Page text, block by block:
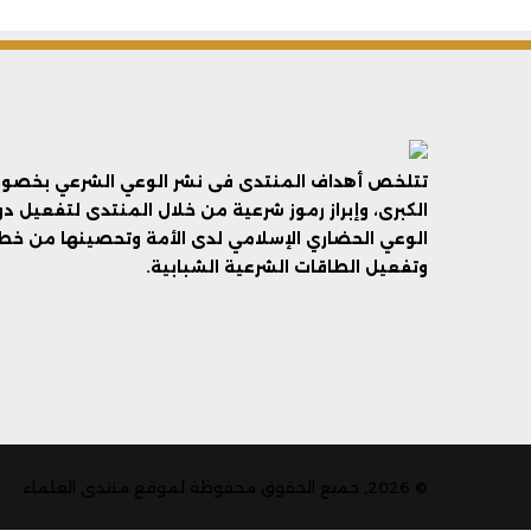
تتلخص أهداف المنتدى فى نشر الوعي الشرعي
الكبرى، وإبراز رموز شرعية من خلال المنتدى
الوعي الحضاري الإسلامي لدى الأمة وتحصينها من
وتفعيل الطاقات الشرعية الشبابية.
© 2026, جميع الحقوق محفوظة لموقع منتدى العلماء